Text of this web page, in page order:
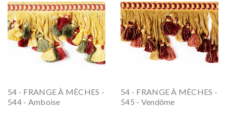
54 - FRANGE À MÈCHES -
544 - Amboise
54 - FRANGE À MÈCHES -
545 - Vendôme